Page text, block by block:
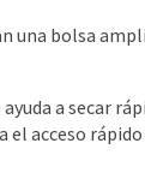
una bolsa
a secar
acceso